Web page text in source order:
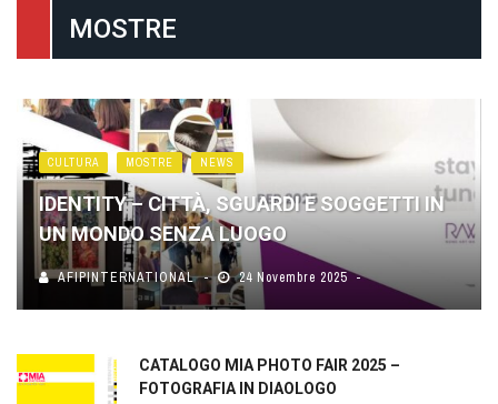
MOSTRE
CULTURA MOSTRE NEWS
IDENTITY – CITTÀ, SGUARDI E SOGGETTI IN
UN MONDO SENZA LUOGO
AFIPINTERNATIONAL 24 Novembre 2025
CATALOGO MIA PHOTO FAIR 2025 –
FOTOGRAFIA IN DIAOLOGO